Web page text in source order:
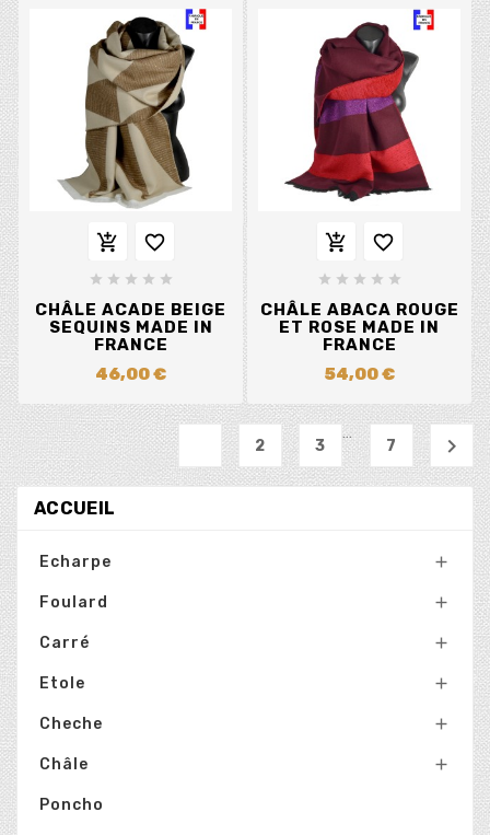
 
    
CHÂLE ACADE BEIGE
SEQUINS MADE IN
FRANCE
46,00 €
 
    
CHÂLE ABACA ROUGE
ET ROSE MADE IN
FRANCE
54,00 €
2 3
…
7 
ACCUEIL
Echarpe 
Foulard 
Carré 
Etole 
Cheche 
Châle 
Poncho